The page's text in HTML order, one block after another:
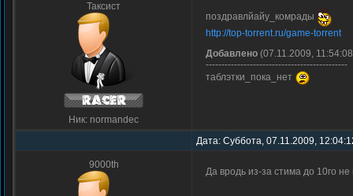
Таксист
Ник: normandec
поздравлйайу_комрады
http://top-torrent.ru/game-torrent
Добавлено (07.11.2009,
---------------------------------------------
таблэтки_пока_нет
Дата: Суббота, 07.11.2009,
9000th
Да вродь из-за стима до 10го